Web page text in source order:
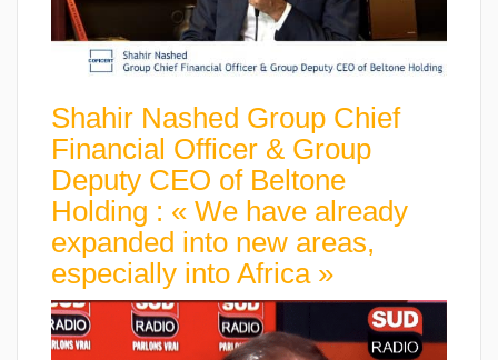
Shahir Nashed Group Chief
Financial Officer & Group
Deputy CEO of Beltone
Holding : « We have already
expanded into new areas,
especially into Africa »